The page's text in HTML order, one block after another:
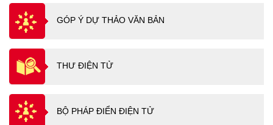
GÓP Ý DỰ THẢO VĂN BẢN
THƯ ĐIỆN TỬ
BỘ PHÁP ĐIỂN ĐIỆN TỬ